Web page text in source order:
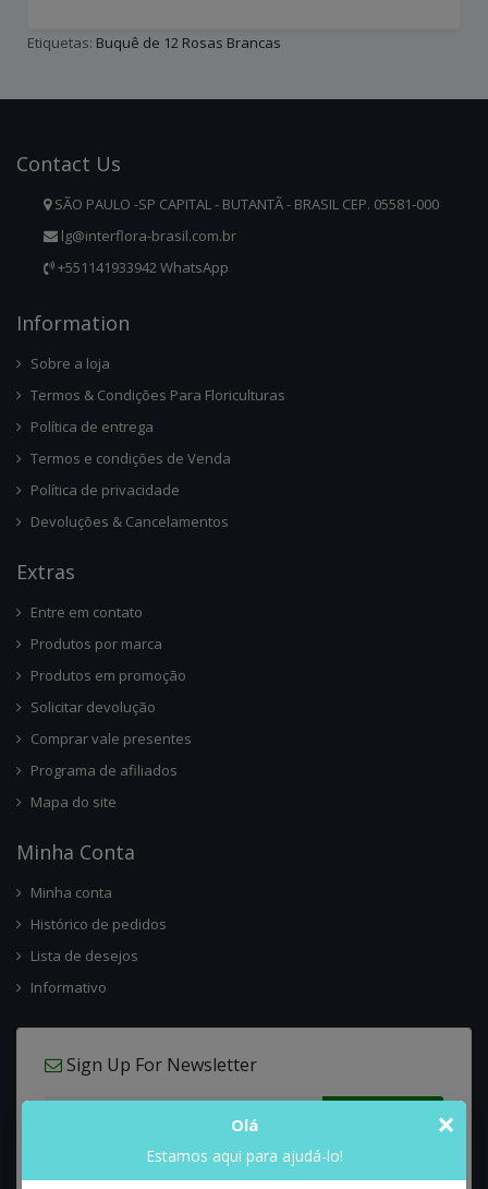
Etiquetas: Buquê de 12 Rosas Brancas
Contact Us
SÃO PAULO -SP CAPITAL - BUTANTÃ - BRASIL CEP. 05581-000
lg@interflora-brasil.com.br
+551141933942 WhatsApp
InforMation
Sobre a loja
Termos & Condições Para Floriculturas
Política de entrega
Termos e condições de Venda
Política de privacidade
Devoluções & Cancelamentos
ExtRas
Entre em contato
Produtos por marca
Produtos em promoção
Solicitar devolução
Comprar vale presentes
Programa de afiliados
Mapa do site
Minha Conta
Minha conta
Histórico de pedidos
Lista de desejos
Informativo
Sign Up For Newsletter
×
Olá
Estamos aqui para ajudá-lo!